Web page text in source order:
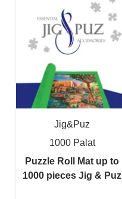
Jig&Puz
1000 Palat
Puzzle Roll Mat up to
1000 pieces Jig & Puz